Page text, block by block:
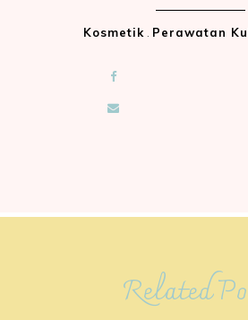
Kosmetik Perawatan
Related